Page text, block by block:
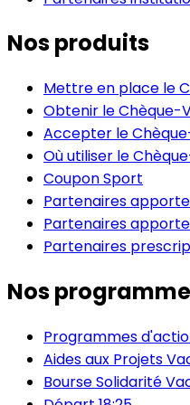
Nos produits
Mettre en place le
Obtenir le Chèque-
Accepter le
Où utiliser le
Coupon Sport
Partenaires
Partenaires
Partenaires
Nos
Programmes
Aides aux Projets
Bourse Solidarité